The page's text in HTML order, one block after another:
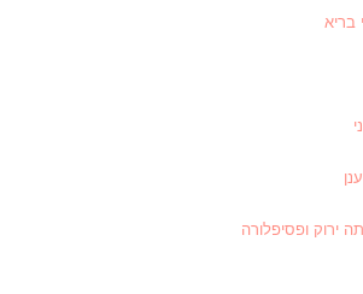
בריא
ירוק ופסיפלורה